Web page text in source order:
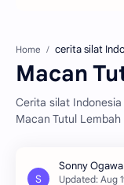
Home cerita silat
Macan
Cerita silat
Macan Tutul